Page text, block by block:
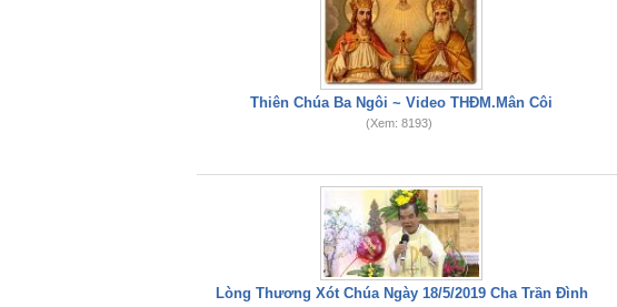
Thiên Chúa Ba Ngôi ~ Video THĐM.Mân Côi
(Xem: 8193)
Lòng Thương Xót Chúa Ngày 18/5/2019 Cha Trần Đình